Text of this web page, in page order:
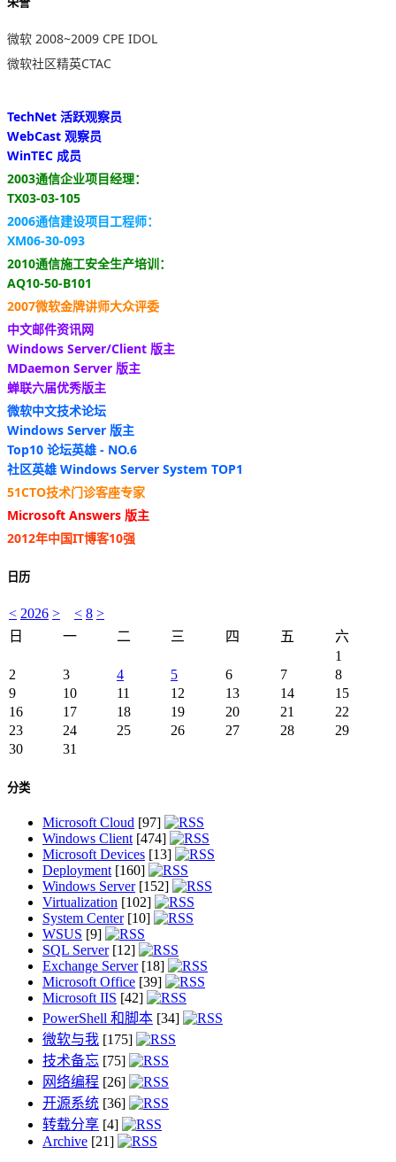
微软 2008~2009 CPE IDOL
微软社区精英CTAC
TechNet 活跃观察员
WebCast 观察员
WinTEC 成员
2003通信企业项目经理：
TX03-03-105
2006通信建设项目工程师：
XM06-30-093
2010通信施工安全生产培训：
AQ10-50-B101
2007微软金牌讲师大众评委
中文邮件资讯网
Windows Server/Client 版主
MDaemon Server 版主
蝉联六届优秀版主
微软中文技术论坛
Windows Server 版主
Top10 论坛英雄 - NO.6
社区英雄 Windows Server System TOP1
51CTO技术门诊客座专家
Microsoft Answers 版主
2012年中国IT博客10强
日历
< 2026 > < 8 >
日
一 二 三 四 五
六
1
2
3 4 5 6 7
8
9
10 11 12 13 14
15
16
17 18 19 20 21
22
23
24 25 26 27 28
29
30
31
分类
Microsoft Cloud [97]
Windows Client[474]
Microsoft Devices [13]
Deployment[160]
Windows Server[152]
Virtualization [102]
System Center[10]
WSUS [9]
SQL Server[12]
Exchange Server[18]
Microsoft Office [39]
Microsoft IIS [42]
PowerShell 和脚本 [34]
微软与我 [175]
技术备忘 [75]
网络编程 [26]
开源系统 [36]
转载分享 [4]
Archive [21]